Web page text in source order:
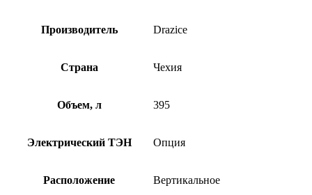
Производитель Drazice
Страна Чехия
Объем, л 395
Электрический ТЭН Опция
Расположение Вертикальное